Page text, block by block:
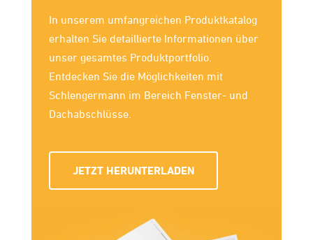
In unserem umfang­reichen Produkt­katalog
erhalten Sie detaillierte Infor­mationen über
unser gesamtes Produkt­portfolio.
Entdecken Sie die Möglich­keiten mit
Schlengermann im Bereich Fenster- und
Dachab­schlüsse.
JETZT HERUNTERLADEN